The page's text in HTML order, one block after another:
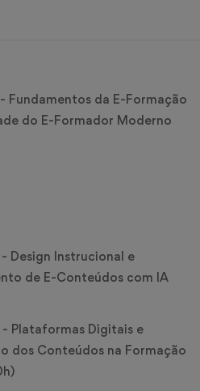
Fundamentos da E-Formação
do E-Formador Moderno
Design Instrucional e
de E-Conteúdos com IA
Plataformas Digitais e
dos Conteúdos na Formação